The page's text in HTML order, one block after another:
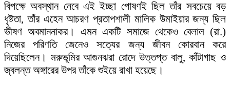
বিপক্ষে অবস্থান নেবে এই ইচ্ছা পোষণই ছিল তাঁর সবচেয়ে বড়
ধৃষ্টতা, তাঁর এহেন আচরণ প্রতাপশালী মালিক উমাইয়ার জন্য ছিল
ভীষণ অবমাননাকর। এমন একটি সমাজে থেকেও বেলাল (রা.)
নিজের পরিণতি জেনেও সত্যের জন্য জীবন কোরবান করে
দিয়েছিলেন। মরুভূমির আগুনঝরা রোদে উত্তপ্ত বালু, কাঁটাগাছ ও
জ্বলন্ত অঙ্গারের উপর তাঁকে শুইয়ে রাখা হয়েছে।